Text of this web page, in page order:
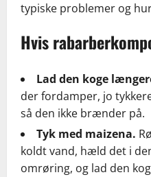
typiske problemer og
Hvis
Lad den koge
der fordamper, jo
så den ikke brænder på.
Tyk med maizena.
koldt vand, hæld det i
omrøring, og lad den